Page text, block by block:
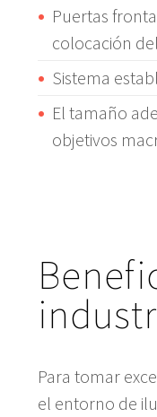
Puertas
colocación
Sistema
El tamaño
objetivos
Para tomar
el entorno de